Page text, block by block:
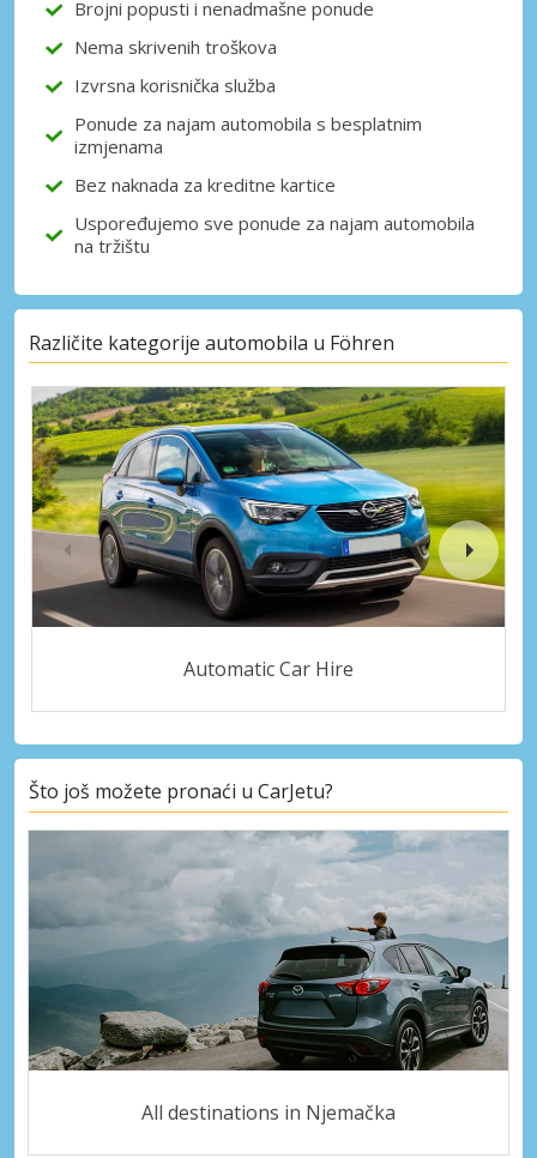
Prijava putem eLinka
Brojni popusti i nenadmašne ponude
Nema skrivenih troškova
Izvrsna korisnička služba
Ponude za najam automobila s besplatnim
izmjenama
Bez naknada za kreditne kartice
Uspoređujemo sve ponude za najam automobila
na tržištu
Različite kategorije automobila u Föhren
Automatic Car Hire
Što još možete pronaći u CarJetu?
All destinations in Njemačka